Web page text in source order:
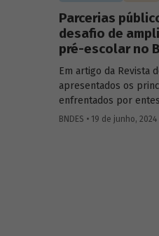
Parcerias
desafio de
pré-escolar no
Em artigo da Revista
apresentados os
enfrentados por
estruturação de PPPs
BNDES • 19 de junho, 2024